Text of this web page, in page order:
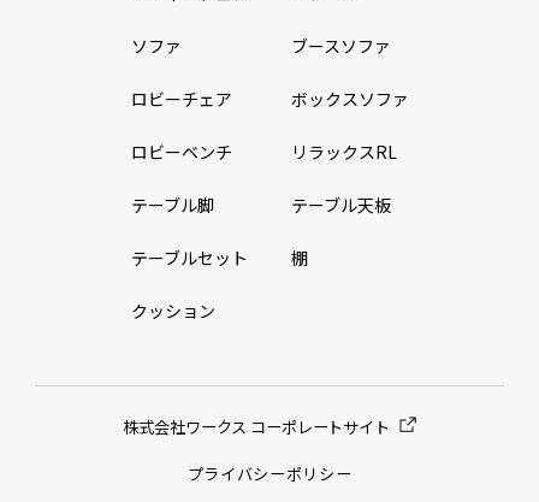
ソファ ブースソファ
ロビーチェア ボックスソファ
ロビーベンチ リラックスRL
テーブル脚 テーブル天板
テーブルセット 棚
クッション
株式会社ワークス コーポレートサイト
プライバシーポリシー